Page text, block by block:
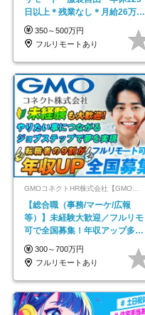
日以上＊残業なし＊月給26万円
以上
350～500万円
フルリモートあり
GMOコネクトHR株式会社【GMOインターネットグループ】
【総合職（事務/マーケ/広報
等）】未経験大歓迎／フルリモ
可で全国募集！年収アップ多数
★年休最大130日★
300～700万円
フルリモートあり